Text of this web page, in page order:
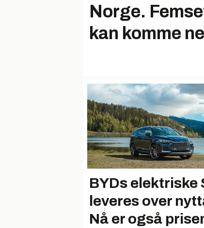
Norge.
kan komme
BYDs elektriske
leveres over
Nå er også